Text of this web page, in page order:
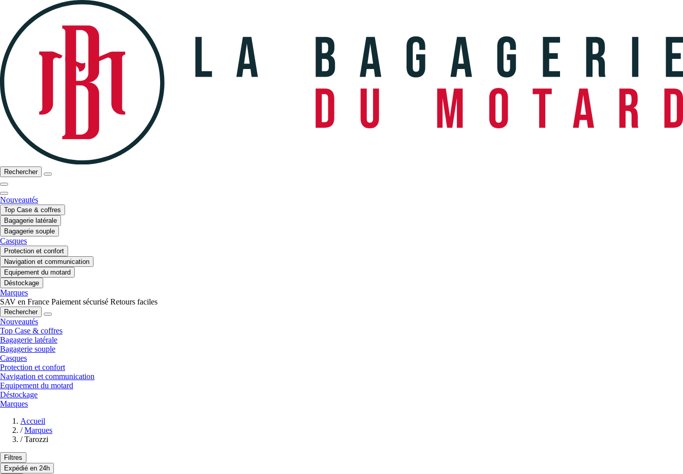
Rechercher
Nouveautés
Top Case & coffres
Bagagerie latérale
Bagagerie souple
Casques
Protection et confort
Navigation et communication
Equipement du motard
Déstockage
Marques
SAV en France Paiement sécurisé Retours faciles
Rechercher
Nouveautés
Top Case & coffres
Bagagerie latérale
Bagagerie souple
Casques
Protection et confort
Navigation et communication
Equipement du motard
Déstockage
Marques
Accueil
/ Marques
/ Tarozzi
Filtres
Expédié en 24h